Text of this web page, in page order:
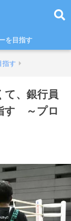
を目指す
指す
、銀行員
す ～プロ